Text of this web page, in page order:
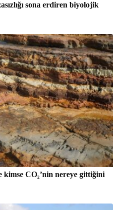
sona erdiren biyolojik
kimse CO₂’nin nereye gittiğini